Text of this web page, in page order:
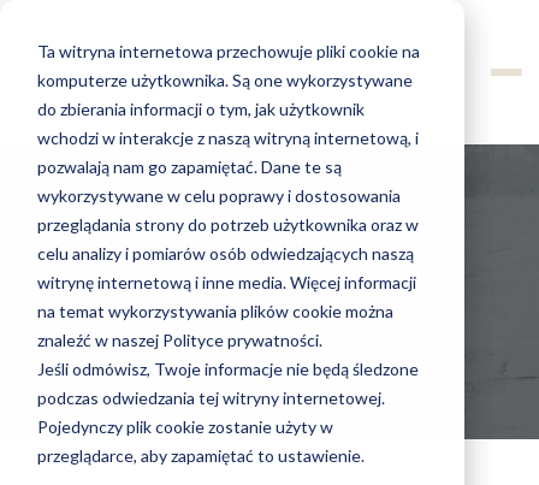
Ta witryna internetowa przechowuje pliki cookie na
komputerze użytkownika. Są one wykorzystywane
do zbierania informacji o tym, jak użytkownik
wchodzi w interakcje z naszą witryną internetową, i
pozwalają nam go zapamiętać. Dane te są
wykorzystywane w celu poprawy i dostosowania
przeglądania strony do potrzeb użytkownika oraz w
celu analizy i pomiarów osób odwiedzających naszą
witrynę internetową i inne media. Więcej informacji
na temat wykorzystywania plików cookie można
znaleźć w naszej Polityce prywatności.
Jeśli odmówisz, Twoje informacje nie będą śledzone
podczas odwiedzania tej witryny internetowej.
Pojedynczy plik cookie zostanie użyty w
przeglądarce, aby zapamiętać to ustawienie.
O Mnie